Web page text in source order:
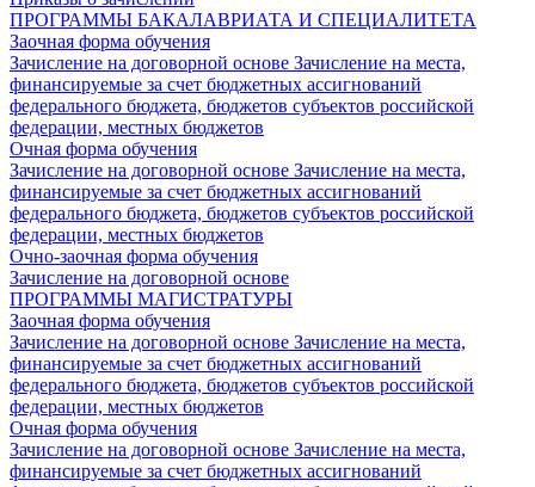
ПРОГРАММЫ БАКАЛАВРИАТА И СПЕЦИАЛИТЕТА
Заочная форма обучения
Зачисление на договорной основе Зачисление на места,
финансируемые за счет бюджетных ассигнований
федерального бюджета, бюджетов субъектов российской
федерации, местных бюджетов
Очная форма обучения
Зачисление на договорной основе Зачисление на места,
финансируемые за счет бюджетных ассигнований
федерального бюджета, бюджетов субъектов российской
федерации, местных бюджетов
Очно-заочная форма обучения
Зачисление на договорной основе
ПРОГРАММЫ МАГИСТРАТУРЫ
Заочная форма обучения
Зачисление на договорной основе Зачисление на места,
финансируемые за счет бюджетных ассигнований
федерального бюджета, бюджетов субъектов российской
федерации, местных бюджетов
Очная форма обучения
Зачисление на договорной основе Зачисление на места,
финансируемые за счет бюджетных ассигнований